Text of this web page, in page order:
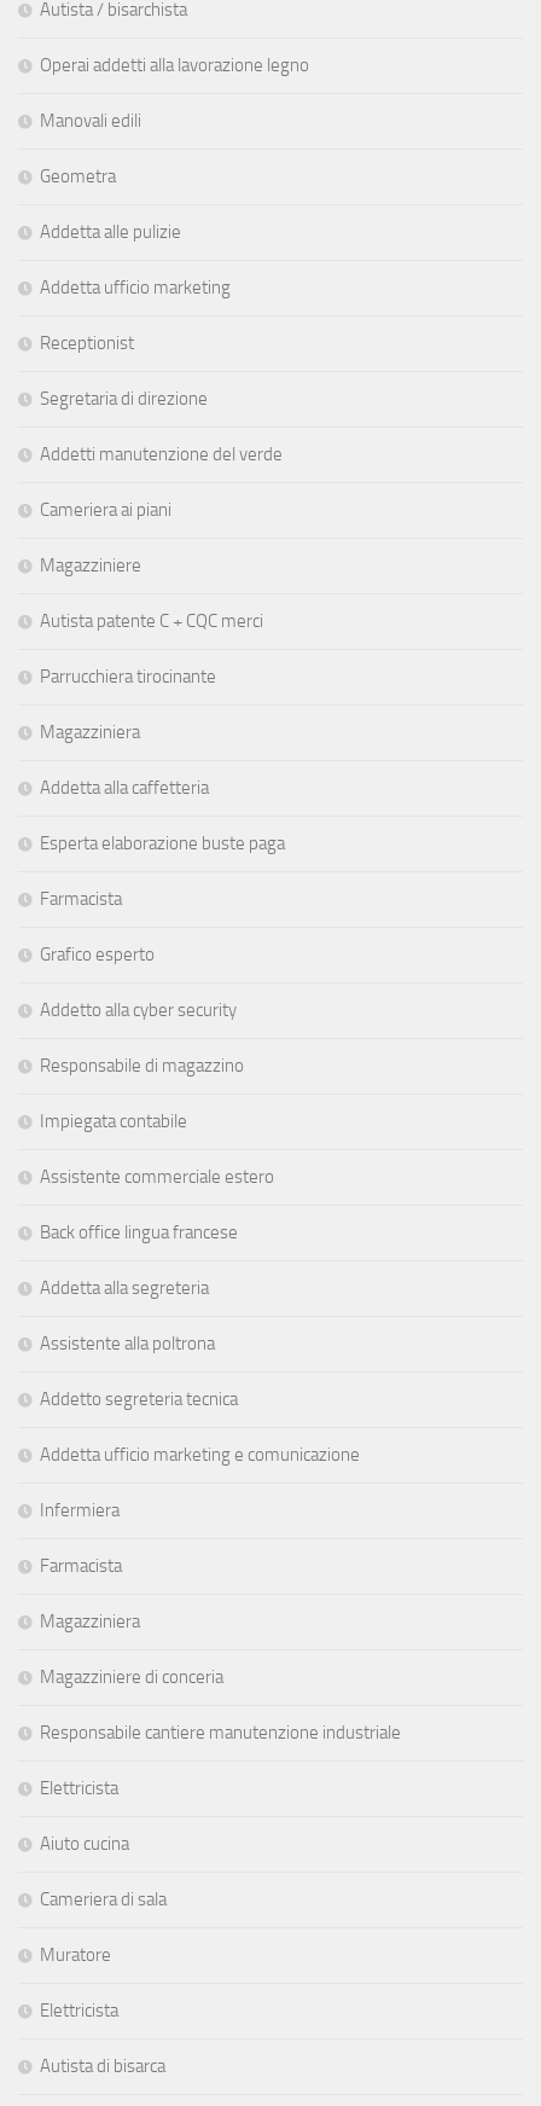
Autista / bisarchista
Operai addetti alla lavorazione legno
Manovali edili
Geometra
Addetta alle pulizie
Addetta ufficio marketing
Receptionist
Segretaria di direzione
Addetti manutenzione del verde
Cameriera ai piani
Magazziniere
Autista patente C + CQC merci
Parrucchiera tirocinante
Magazziniera
Addetta alla caffetteria
Esperta elaborazione buste paga
Farmacista
Grafico esperto
Addetto alla cyber security
Responsabile di magazzino
Impiegata contabile
Assistente commerciale estero
Back office lingua francese
Addetta alla segreteria
Assistente alla poltrona
Addetto segreteria tecnica
Addetta ufficio marketing e comunicazione
Infermiera
Farmacista
Magazziniera
Magazziniere di conceria
Responsabile cantiere manutenzione industriale
Elettricista
Aiuto cucina
Cameriera di sala
Muratore
Elettricista
Autista di bisarca